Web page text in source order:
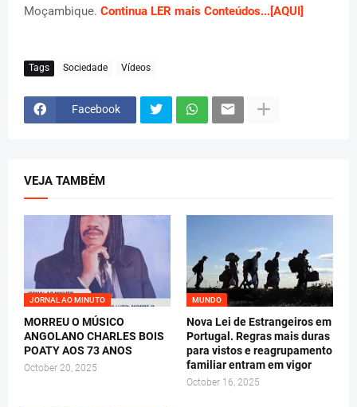
Moçambique. Continua LER mais Conteúdos...[AQUI]
Tags Sociedade Vídeos
Facebook
VEJA TAMBÉM
JORNAL AO MINUTO
MORREU O MÚSICO
ANGOLANO CHARLES BOIS
POATY AOS 73 ANOS
October 20, 2025
MUNDO
Nova Lei de Estrangeiros em
Portugal. Regras mais duras
para vistos e reagrupamento
familiar entram em vigor
October 16, 2025